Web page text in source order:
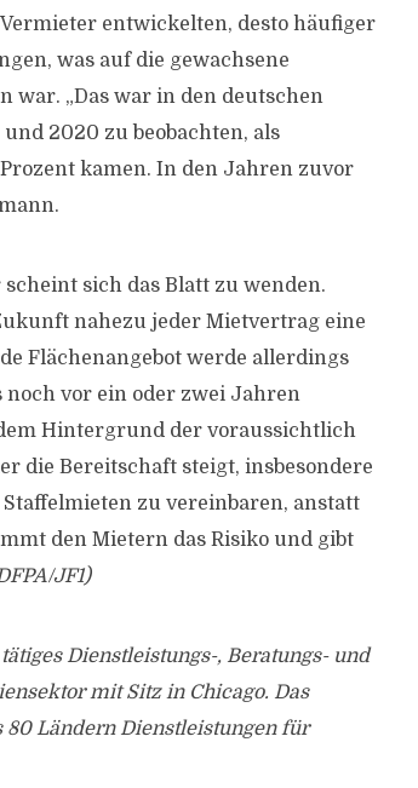
entwickelten, desto häufiger
was auf die gewachsene
„Das war in den deutschen
2020 zu beobachten, als
kamen. In den Jahren zuvor
sich das Blatt zu wenden.
nahezu jeder Mietvertrag eine
Flächenangebot werde allerdings
noch vor ein oder zwei Jahren
Hintergrund der voraussichtlich
die Bereitschaft steigt, insbesondere
zu vereinbaren, anstatt
den Mietern das Risiko und gibt
JF1)
Dienstleistungs-, Beratungs- und
mit Sitz in Chicago. Das
Ländern Dienstleistungen für